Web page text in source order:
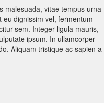
malesuada, vitae tempus urna
dignissim vel, fermentum
sem. Integer ligula mauris,
ipsum. In ullamcorper
Aliquam tristique ac sapien a